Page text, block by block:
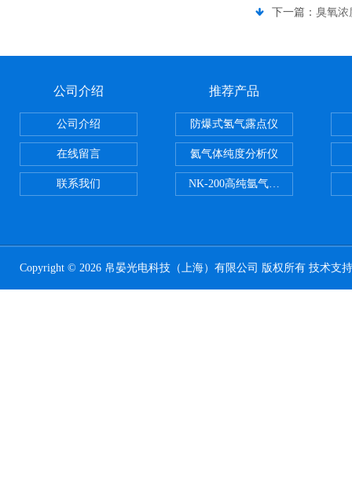
下一篇： 臭氧浓
公司介绍
公司介绍
在线留言
联系我们
推荐产品
防爆式氢气露点仪
氦气体纯度分析仪
NK-200高纯氩气纯度分析仪
Copyright © 2026 帛晏光电科技（上海）有限公司 版权所有 技术支